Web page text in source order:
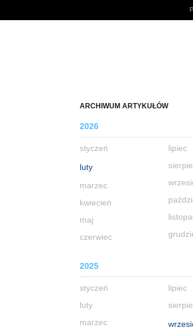
ARCHIWUM ARTYKUŁÓW
2026
styczeń
luty
marzec
kwiecień
maj
czerwiec
lipiec
2025
styczeń
luty
marzec
lipiec